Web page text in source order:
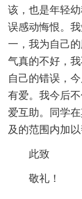
该，也是年轻
误感动悔恨。
一，我为自己
气真的不好，
自己的错误，
有爱。我今后
爱互助。同学
及的范围内加以
此致
敬礼！